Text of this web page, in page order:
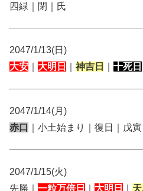
四緑｜閉｜氏
2047/1/13(日)
大安
大明日 神吉日 十死日
2047/1/14(月)
赤口
｜小土始まり｜復日｜戊
2047/1/15(火)
先勝｜ 一粒万倍日 大明日